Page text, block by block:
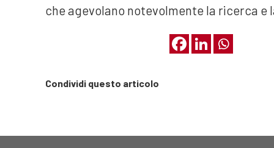
che agevolano notevolmente la ricerca e
Condividi questo articolo